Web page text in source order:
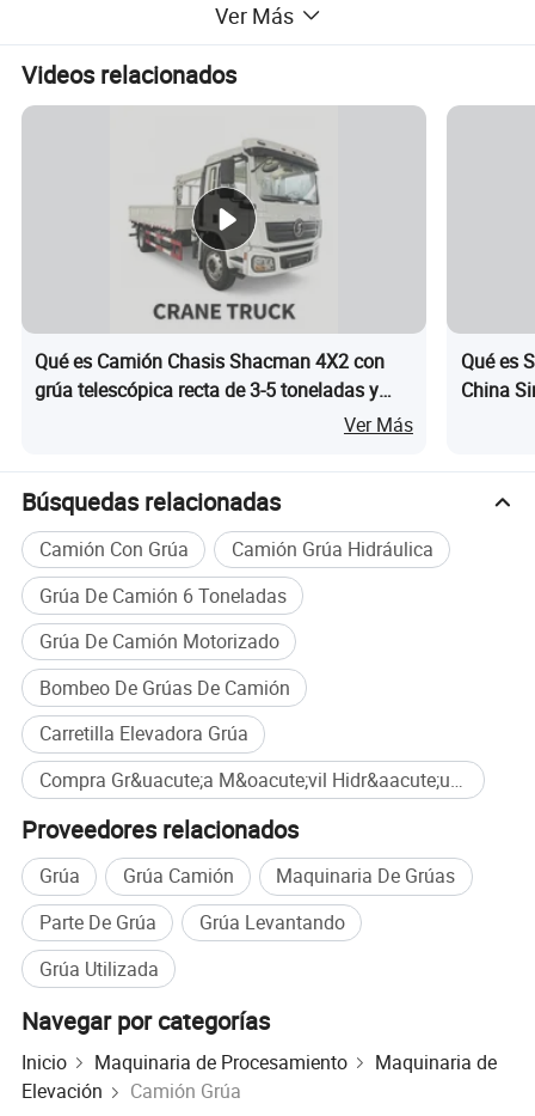
Parámetros del producto
La marca del vehículo Sino Howo
La potencia del motor (kw) 294
Tamaño del vehículo (mm) 12000x2550x3850
Tamaño de contenedor (mm) 8400x2450x600
Número de ejes 4
Distancia entre ejes (mm) 1800+4575+1400
El número de neumáticos
El tamaño de neumático 11.00R20 18PR
Eje delantero/trasero 7.5 toneladas /16 toneladas
Sistema de frenos Freno Air-Cut automáticamente
Los parámetros de la grúa
Levantar el peso de la grúa
Tipo de pluma
Radio máxima de trabajo (m) 18
Ver Más
Videos relacionados
Qué es Camión Chasis Shacman 4X2 con
grúa telescópica recta de 3-5 toneladas y
caja de carga de 6 metros para manejo de
Ver Más
Qué es
China
Búsquedas relacionadas
Camión Con Grúa
Camión Grúa Hidráulica
Grúa De Camión 6 Toneladas
Grúa De Camión Motorizado
Bombeo De Grúas De Camión
Carretilla Elevadora Grúa
Compra Gr&uacute;a M&oacute;vil Hidr&aacute;ulicos De Cami&oacute;n Gr&uacute;a Cami&oacute;n De Volteo al por mayor
Proveedores relacionados
Grúa Grúa Camión
Maquinaria De Grúas
Parte De Grúa
Grúa Levantando
Grúa Utilizada
Navegar por categorías
Inicio Maquinaria de Procesamiento
Maquinaria de
Elevación
Camión Grúa